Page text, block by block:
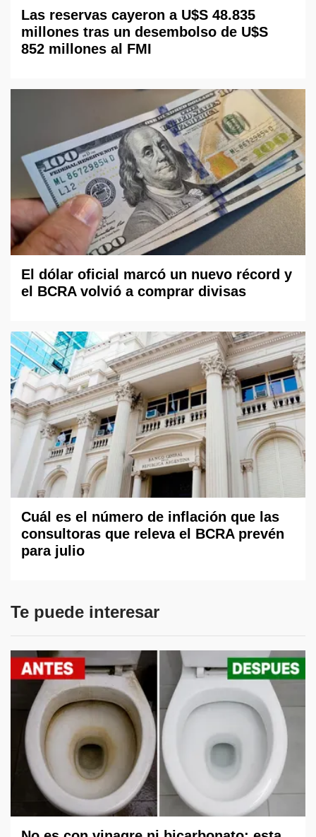
Las reservas cayeron a U$S 48.835
millones tras un desembolso de U$S
852 millones al FMI
El dólar oficial marcó un nuevo récord y
el BCRA volvió a comprar divisas
Cuál es el número de inflación que las
consultoras que releva el BCRA prevén
para julio
Te puede interesar